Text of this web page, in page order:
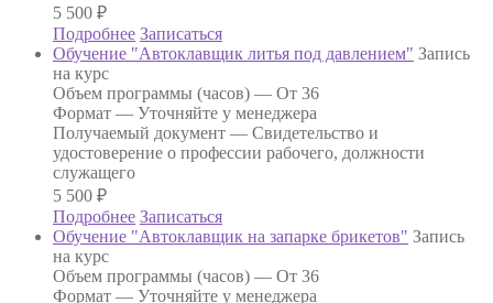
5 500 ₽
Подробнее Записаться
Обучение "Автоклавщик литья под давлением" Запись
на курс
Объем программы (часов) — От 36
Формат — Уточняйте у менеджера
Получаемый документ — Свидетельство и
удостоверение о профессии рабочего, должности
служащего
5 500 ₽
Подробнее Записаться
Обучение "Автоклавщик на запарке брикетов" Запись
на курс
Объем программы (часов) — От 36
Формат — Уточняйте у менеджера